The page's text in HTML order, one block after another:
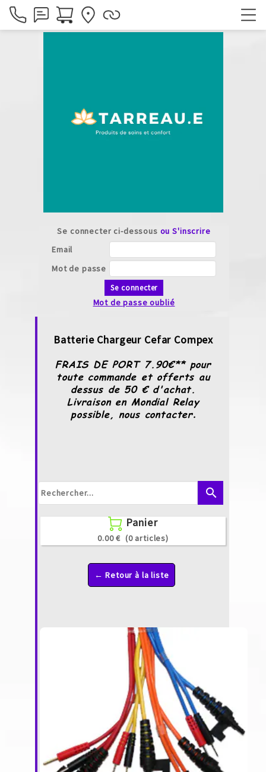
Se connecter ci-dessous ou S'inscrire
Email
Mot de passe
Se connecter
Mot de passe oublié
Batterie Chargeur Cefar Compex
FRAIS DE PORT 7.90€** pour
toute commande et offerts au
dessus de 50 € d'achat.
Livraison en Mondial Relay
possible, nous contacter.
search
 Panier
0.00 € (0 articles)
← Retour à la liste